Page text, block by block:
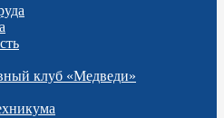
клуб «Медведи»